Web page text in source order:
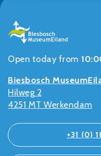
Open today from
Biesbosch
Hilweg 2
4251 MT Werkendam
+31 (0)